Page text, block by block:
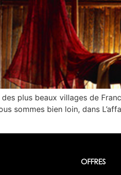
plus beaux villages de
sommes bien loin, dans
OFFRES